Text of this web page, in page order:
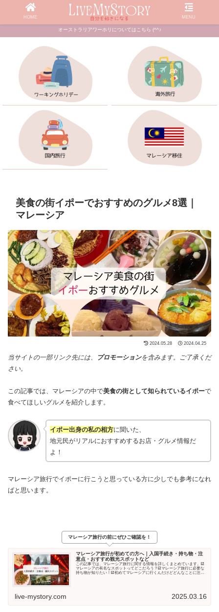
オーストラリアワーホリについてはこちら (^^♪
美食の街イポーでおすすめのグルメ8選｜
マレーシア
2024.05.28 2024.04.25
当サイトの一部リンク先には、 プロモーションを含みます。ご了承くだ
さい。
この記事では、マレーシアの中で美食の街として知られているイポーで
食べてほしいグルメを紹介します。
イポー出身の私の相方に聞いた、
地元民がリアルにおすすめするお店・グルメ情報だ
よ！
マレーシア旅行でイポーに行こうと思っている方に少しでも参考になれ
ばと思います。
マレーシア旅行の前にぜひご確認を！
マレーシア旅行が初めての方へ｜入国手続き・持ち物・注
意点・おすすめ観光スポットなど
この記事では、マレーシア旅行に関する情報を詳しくまとめています。☑️
マレーシアの有名なスポットってどこだろう？☑️マレーシア旅行に必要な
持ち物が知りたい！☑️初めてマレーシアに行くんだけどどんなことに注意
live-mystory.com 2025.03.16
HOME MENU